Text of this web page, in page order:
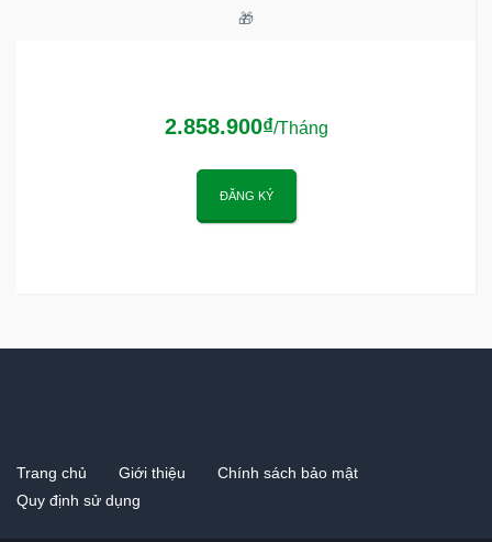
🎁
2.858.900₫/Tháng
ĐĂNG KÝ
Trang chủ Giới thiệu
Chính sách bảo mật
Quy định sử dụng